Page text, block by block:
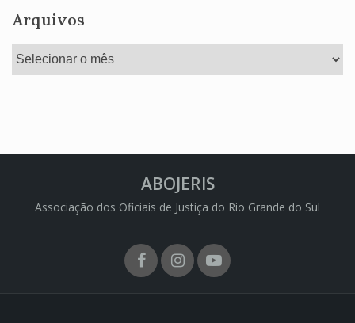
Arquivos
Arquivos
ABOJERIS
Associação dos Oficiais de Justiça do Rio Grande do Sul
FacebookInstagram
Youtube